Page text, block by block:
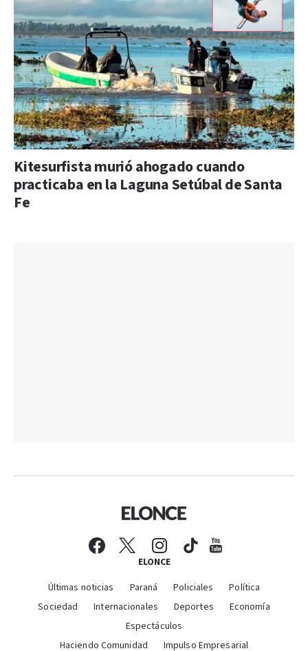
Kitesurfista murió ahogado cuando
practicaba en la Laguna Setúbal de Santa
Fe
ELONCE
Últimas noticias Paraná Policiales
Política
Sociedad
Internacionales Deportes
Economía
Espectáculos
Haciendo Comunidad
Impulso Empresarial